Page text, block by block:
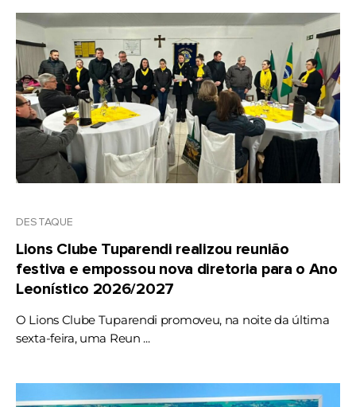
DESTAQUE
Lions Clube Tuparendi realizou reunião
festiva e empossou nova diretoria para o Ano
Leonístico 2026/2027
O Lions Clube Tuparendi promoveu, na noite da última
sexta-feira, uma Reun ...